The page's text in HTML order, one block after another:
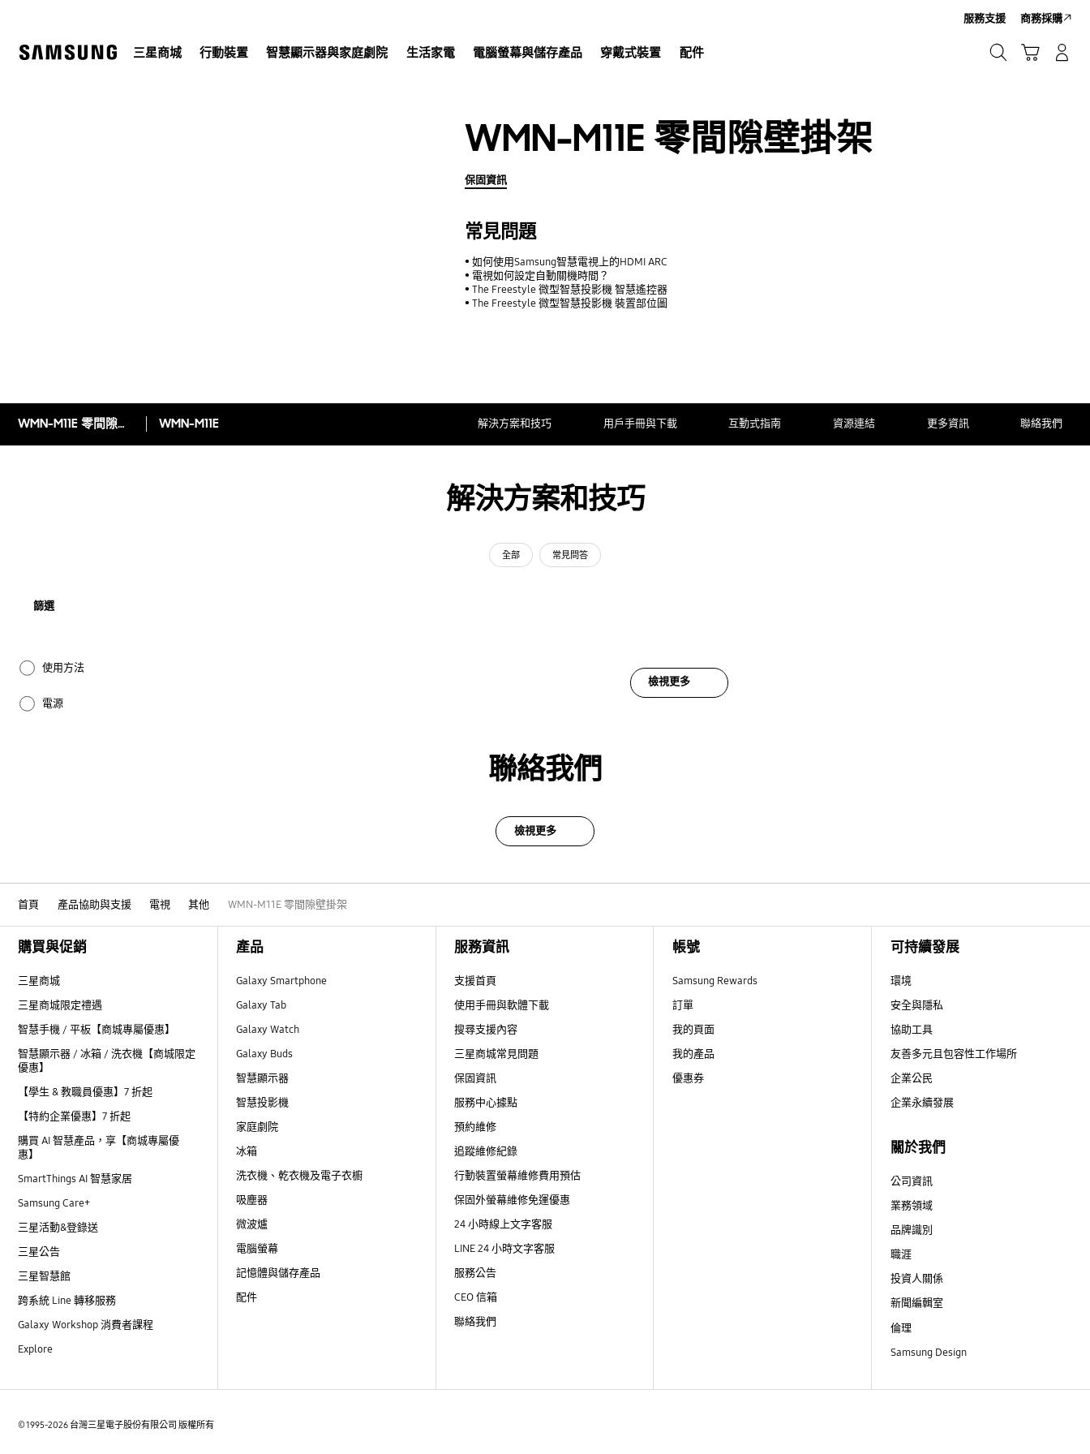
三星商城 行動裝置 智慧顯示器與家庭劇院 生活家電 電腦螢幕與儲存產品 穿戴式裝置 配件
服務支援 商務採購
WMN-M11E 零間隙壁掛架
保固資訊
常見問題
如何使用Samsung智慧電視上的HDMI ARC
電視如何設定自動關機時間？
The Freestyle 微型智慧投影機 智慧遙控器
The Freestyle 微型智慧投影機 裝置部位圖
WMN-M11E 零間隙壁掛架 WMN-M11E 解決方案和技巧 用戶手冊與下載 互動式指南 資源連結 更多資訊 聯絡我們
解決方案和技巧
全部 常見問答
篩選
使用方法
電源
檢視更多
聯絡我們
檢視更多
首頁 產品協助與支援 電視 其他 WMN-M11E 零間隙壁掛架
購買與促銷
三星商城
三星商城限定禮遇
智慧手機 / 平板【商城專屬優惠】
智慧顯示器 / 冰箱 / 洗衣機【商城限定
優惠】
【學生 & 教職員優惠】7 折起
【特約企業優惠】7 折起
購買 AI 智慧產品，享【商城專屬優
惠】
SmartThings AI 智慧家居
Samsung Care+
三星活動&登錄送
三星公告
三星智慧館
跨系統 Line 轉移服務
Galaxy Workshop 消費者課程
Explore
產品
Galaxy Smartphone
Galaxy Tab
Galaxy Watch
Galaxy Buds
智慧顯示器
智慧投影機
家庭劇院
冰箱
洗衣機、乾衣機及電子衣櫥
吸塵器
微波爐
電腦螢幕
記憶體與儲存產品
配件
服務資訊
支援首頁
使用手冊與軟體下載
搜尋支援內容
三星商城常見問題
保固資訊
服務中心據點
預約維修
追蹤維修紀錄
行動裝置螢幕維修費用預估
保固外螢幕維修免運優惠
24 小時線上文字客服
LINE 24 小時文字客服
服務公告
CEO 信箱
聯絡我們
帳號
Samsung Rewards
訂單
我的頁面
我的產品
優惠券
可持續發展
環境
安全與隱私
協助工具
友善多元且包容性工作場所
企業公民
企業永續發展
關於我們
公司資訊
業務領域
品牌識別
職涯
投資人關係
新聞編輯室
倫理
Samsung Design
© 1995-2026 台灣三星電子股份有限公司 版權所有